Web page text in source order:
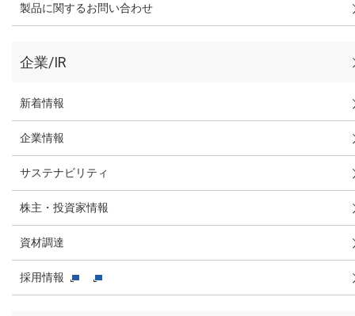
製品に関するお問い合わせ
企業/IR
新着情報
企業情報
サステナビリティ
株主・投資家情報
資材調達
採用情報